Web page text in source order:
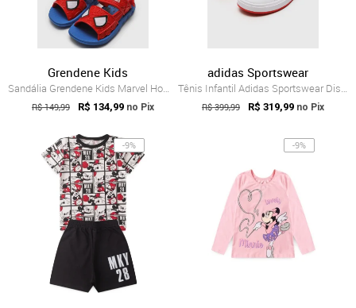
Grendene Kids
Sandália Grendene Kids Marvel Homem Aran...
R$ 149,99 R$ 134,99 no Pix
adidas Sportswear
Tênis Infantil Adidas Sportswear Disney ...
R$ 399,99 R$ 319,99 no Pix
-9% -9%